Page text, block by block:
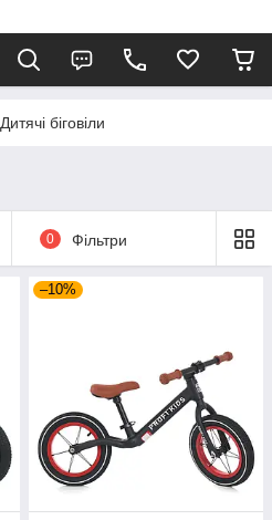
Дитячі біговіли
0 Фільтри
–10%